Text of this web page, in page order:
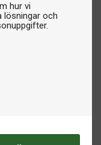
hur vi
lösningar och